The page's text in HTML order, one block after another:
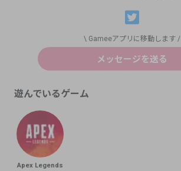
\ Gameeアプリに移動します /
メッセージを送る
遊んでいるゲーム
Apex Legends